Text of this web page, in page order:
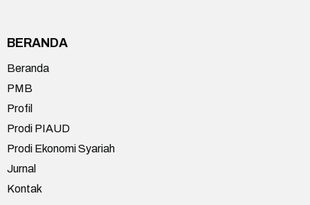
BERANDA
Beranda
PMB
Profil
Prodi PIAUD
Prodi Ekonomi Syariah
Jurnal
Kontak